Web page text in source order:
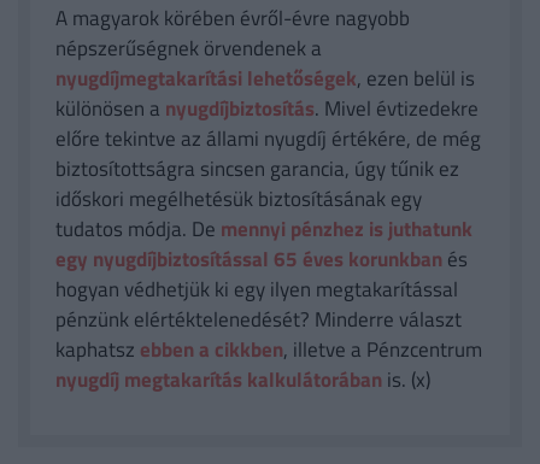
A magyarok körében évről-évre nagyobb
népszerűségnek örvendenek a
nyugdíjmegtakarítási lehetőségek, ezen belül is
különösen a nyugdíjbiztosítás. Mivel évtizedekre
előre tekintve az állami nyugdíj értékére, de még
biztosítottságra sincsen garancia, úgy tűnik ez
időskori megélhetésük biztosításának egy
tudatos módja. De mennyi pénzhez is juthatunk
egy nyugdíjbiztosítással 65 éves korunkban és
hogyan védhetjük ki egy ilyen megtakarítással
pénzünk elértéktelenedését? Minderre választ
kaphatsz ebben a cikkben, illetve a Pénzcentrum
nyugdíj megtakarítás kalkulátorában is. (x)